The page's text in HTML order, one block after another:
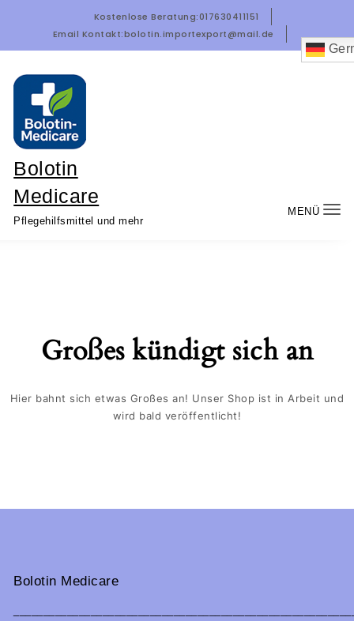
Kostenlose Beratung:017630411151
Email Kontakt:bolotin.importexport@mail.de
Bolotin
Medicare
Pflegehilfsmittel und mehr
MENÜ
Großes kündigt sich an
Hier bahnt sich etwas Großes an! Unser Shop ist in Arbeit und
wird bald veröffentlicht!
Bolotin Medicare